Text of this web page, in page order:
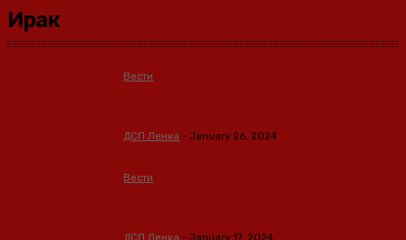
Ирак
Вести
ДСП Ленка - January 26, 2024
Вести